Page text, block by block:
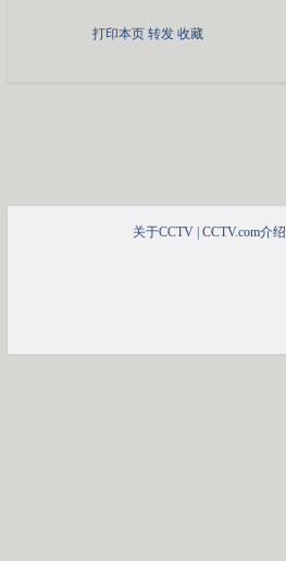
打印本页 转发 收藏
关于CCTV CCTV.com介绍